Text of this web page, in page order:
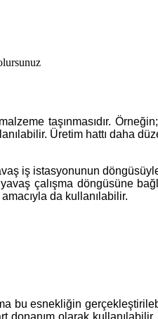
taşınmasıdır.
Üretim hattı daha
iş istasyonunun
çalışma döngüsüne
da kullanılabilir.
bu esnekliğin